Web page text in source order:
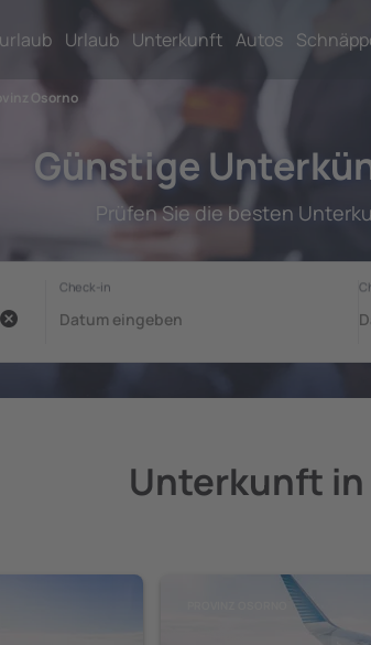
Urlaub Unterkunft Autos
Osorno
Günstige
Prüfen Sie die besten
Unterkunft in